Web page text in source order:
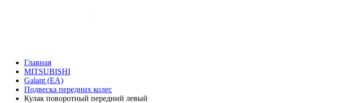
Главная
MITSUBISHI
Galant (EA)
Подвеска передних колес
Кулак поворотный передний левый